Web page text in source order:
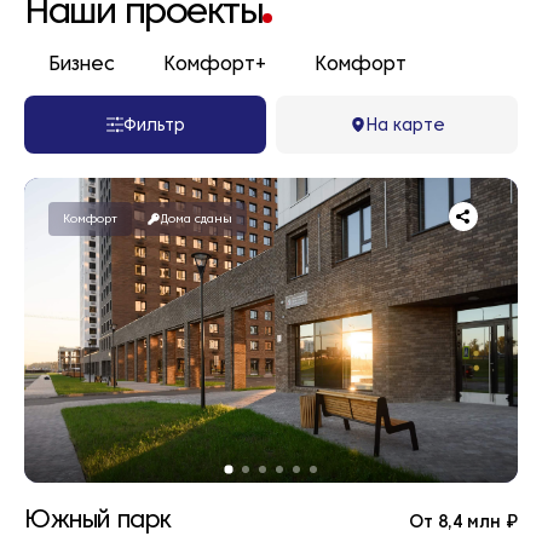
Наши проекты
Бизнес Комфорт+ Комфорт
Фильтр На карте
Комфорт Дома сданы
Южный парк От 8,4 млн ₽